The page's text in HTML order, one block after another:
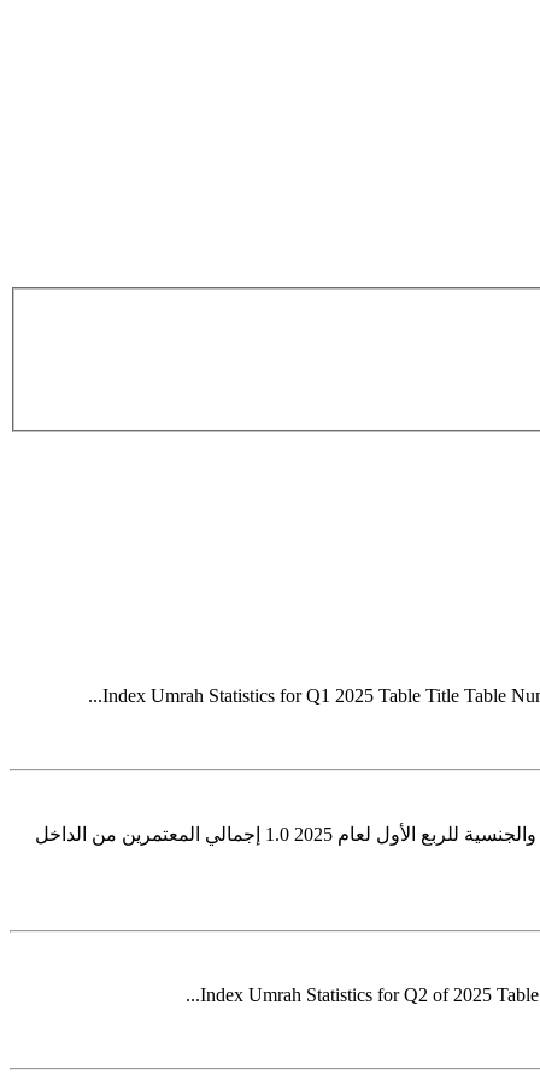
Index Umrah Statistics for Q1 2025 Table Title Table
الفهرس إحصاءات العمرة للربع الأول من عام 2025 عنوان الجدول رقم الجدول قسم العمرة إجمالي معتمري الداخل والخارج حسب الجنس والجنسية للربع الأول لعام 2025 1.0 إجمالي المعتمرين من الداخل
Index Umrah Statistics for Q2 of 2025